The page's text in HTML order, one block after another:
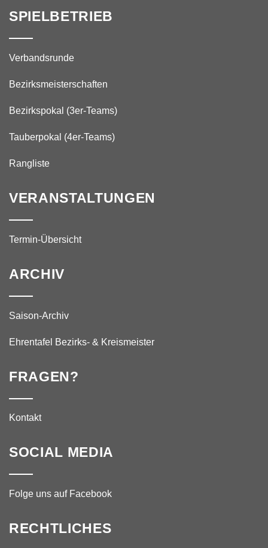
SPIELBETRIEB
Verbandsrunde
Bezirksmeisterschaften
Bezirkspokal (3er-Teams)
Tauberpokal (4er-Teams)
Rangliste
VERANSTALTUNGEN
Termin-Übersicht
ARCHIV
Saison-Archiv
Ehrentafel Bezirks- & Kreismeister
FRAGEN?
Kontakt
SOCIAL MEDIA
Folge uns auf Facebook
RECHTLICHES